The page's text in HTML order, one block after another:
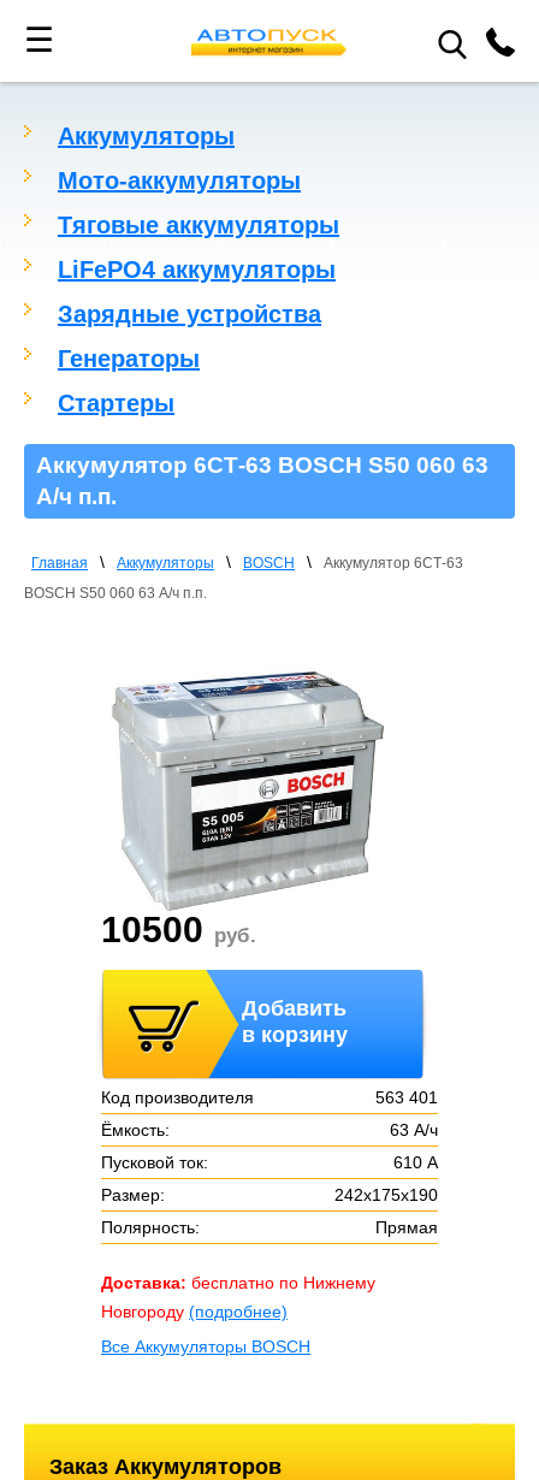
☰
Аккумуляторы
Мото-аккумуляторы
Тяговые аккумуляторы
LiFePO4 аккумуляторы
Зарядные устройства
Генераторы
Стартеры
Аккумулятор 6СТ-63 BOSCH S50 060 63
А/ч п.п.
Главная \ Аккумуляторы \ BOSCH \
Аккумулятор 6СТ-63
BOSCH S50 060 63 А/ч п.п.
10500 руб.
Добавить
в корзину
Код производителя
563 401
Ёмкость:
63 А/ч
Пусковой ток:
610 А
Размер:
242x175x190
Полярность:
Прямая
Доставка: бесплатно по Нижнему
Новгороду (подробнее)
Все Аккумуляторы BOSCH
Заказ Аккумуляторов